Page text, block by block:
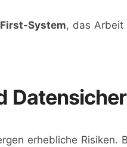
System, das Arbeit
erhebliche Risiken.